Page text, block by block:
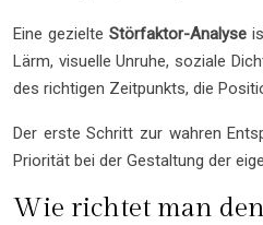
Eine gezielte Störfaktor-Analyse
Lärm, visuelle Unruhe, soziale
des richtigen Zeitpunkts, die
Der erste Schritt zur wahren
Priorität bei der Gestaltung der
Wie richtet man